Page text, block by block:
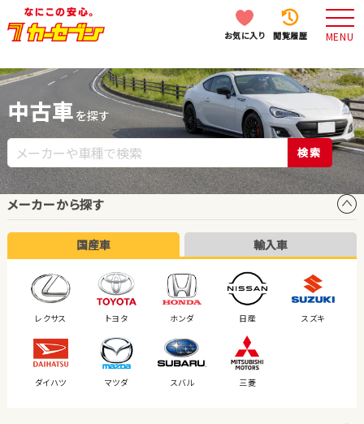
お気に入り 閲覧履歴 MENU
中古車 を探す
検索
メーカーから探す
国産車 輸入車
レクサス トヨタ ホンダ 日産 スズキ
ダイハツ マツダ スバル 三菱